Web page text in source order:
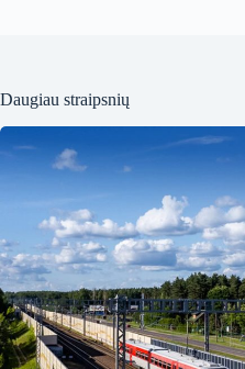
Daugiau straipsnių